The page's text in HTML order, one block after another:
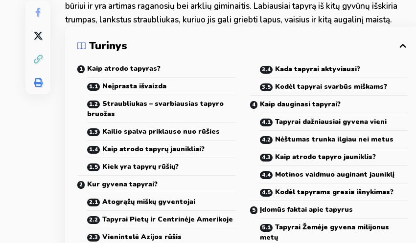
būriui ir yra artimas raganosių bei arklių giminaitis. Labiausiai tapyrą iš kitų gyvūnų išskiria
trumpas, lankstus straubliukas, kuriuo jis gali griebti lapus, vaisius ir kitą augalinį maistą.
Turinys
Kaip atrodo tapyras?
Neįprasta išvaizda
Straubliukas – svarbiausias tapyro
bruožas
Kailio spalva priklauso nuo rūšies
Kaip atrodo tapyrų jaunikliai?
Kiek yra tapyrų rūšių?
Kur gyvena tapyrai?
Atogrąžų miškų gyventojai
Tapyrai Pietų ir Centrinėje Amerikoje
Vienintelė Azijos rūšis
Kada tapyrai aktyviausi?
Kodėl tapyrai svarbūs miškams?
Kaip dauginasi tapyrai?
Tapyrai dažniausiai gyvena vieni
Nėštumas trunka ilgiau nei metus
Kaip atrodo tapyro jauniklis?
Motinos vaidmuo auginant jauniklį
Kodėl tapyrams gresia išnykimas?
Įdomūs faktai apie tapyrus
Tapyrai Žemėje gyvena milijonus
metų